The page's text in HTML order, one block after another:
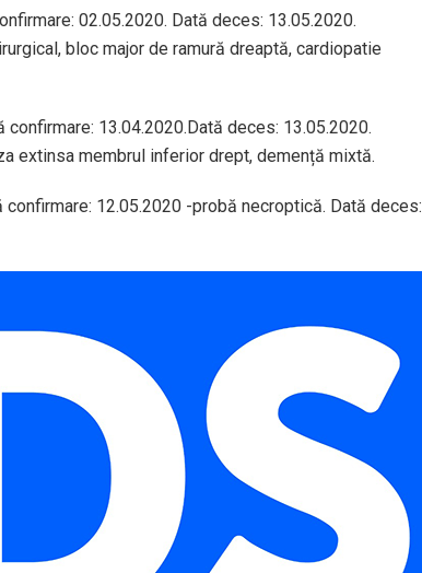
02.05.2020. Dată deces: 13.05.2020.
bloc major de ramură dreaptă, cardiopatie
confirmare: 13.04.2020.Dată deces: 13.05.2020.
extinsa membrul inferior drept, demență mixtă.
confirmare: 12.05.2020 -probă necroptică. Dată deces: